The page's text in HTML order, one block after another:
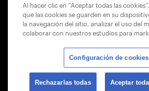
© 2026 USTA ALL RIGHTS
Al hacer clic en “Aceptar todas las
que las cookies se guarden en su
la navegación del sitio, analizar el uso del
colaborar con nuestros estudios para
Configuración de cookies
Rechazarlas todas Aceptar